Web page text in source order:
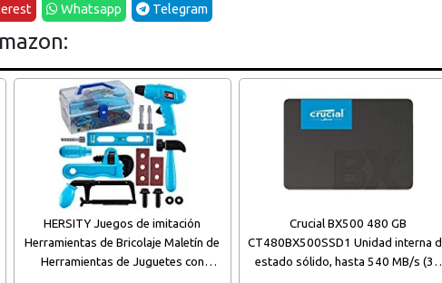
Whatsapp Telegram
HERSITY Juegos de imitación
Herramientas de Bricolaje Maletín de
Herramientas de Juguetes con
Crucial BX500 480 GB
CT480BX500SSD1 Unidad interna
estado sólido, hasta 540 MB/s (3D